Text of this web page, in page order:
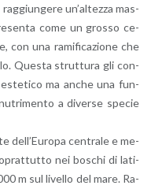
un’al­tez­za mas­
come un gros­so ce­
con una ra­mi­fi­ca­zio­ne che
Que­sta strut­tu­ra gli con­
ma anche una fun­
a di­ver­se spe­cie
del­l’Eu­ro­pa cen­tra­le e me­
nei bo­schi di la­ti­
m sul li­vel­lo del mare. Ra­